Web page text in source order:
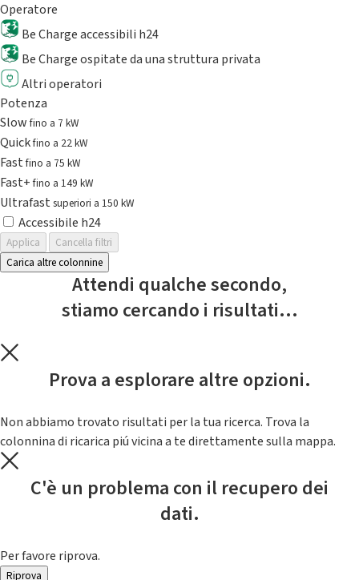
Operatore
Be Charge accessibili h24
Be Charge ospitate da una struttura privata
Altri operatori
Potenza
Slowfino a 7 kW
Quickfino a 22 kW
Fastfino a 75 kW
Fast+fino a 149 kW
Ultrafast superiori a 150 kW
Accessibile h24
Applica
Cancella filtri
Carica altre colonnine
Attendi qualche secondo,
stiamo cercando i risultati...
Prova a esplorare altre opzioni.
Non abbiamo trovato risultati per la tua ricerca. Trova la
colonnina di ricarica piú vicina a te direttamente sulla mappa.
C'è un problema con il recupero dei
dati.
Per favore riprova.
Riprova